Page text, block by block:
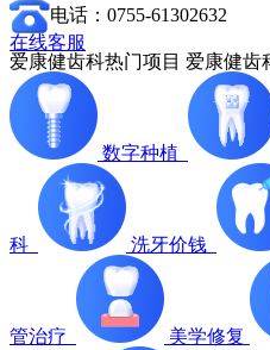
电话：0755-61302632
在线客服
爱康健齿科热门项目 爱康健齿
数字种植
科 洗牙价钱
管治疗 美学修复